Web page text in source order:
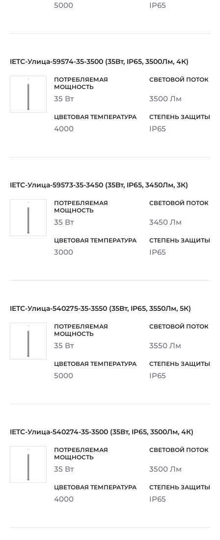
5000 IP65
IETC-Улица-59574-35-3500 (35Вт, IP65, 3500Лм, 4К)
35 Вт 3500 Лм
4000 IP65
IETC-Улица-59573-35-3450 (35Вт, IP65, 3450Лм, 3К)
35 Вт 3450 Лм
3000 IP65
IETC-Улица-540275-35-3550 (35Вт, IP65, 3550Лм, 5К)
35 Вт 3550 Лм
5000 IP65
IETC-Улица-540274-35-3500 (35Вт, IP65, 3500Лм, 4К)
35 Вт 3500 Лм
4000 IP65